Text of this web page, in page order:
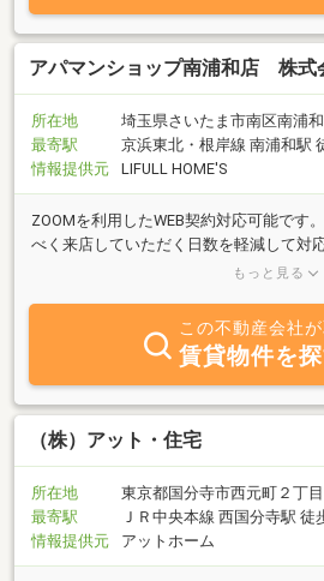
アパマンショップ南浦和店 株
所在地
埼玉県さいたま市南区南浦
最寄駅
京浜東北・根岸線 南浦和駅
情報提供元
LIFULL HOME'S
ZOOMを利用したWEB契約対応可能です
べく来店していただく日数を軽減して対
から契約手続きまで１度もご来店いただ
もっと見る
この不動産会社
賃貸物件を
（株）アット・住宅
所在地
東京都国分寺市西元町２丁
最寄駅
ＪＲ中央本線 西国分寺駅 徒
情報提供元
アットホーム